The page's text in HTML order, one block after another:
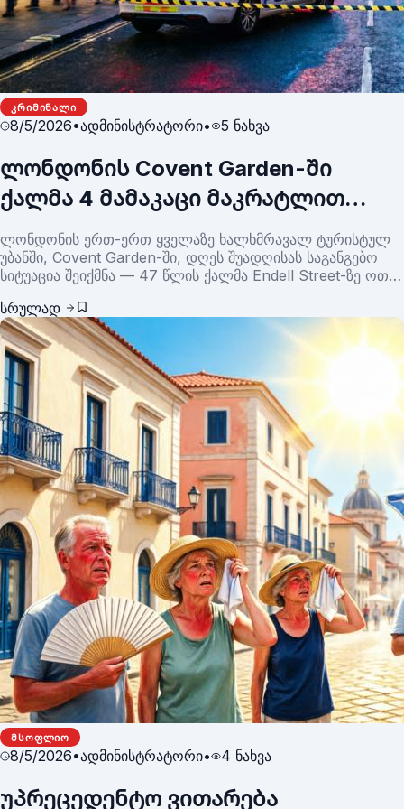
ᲙᲠᲘᲛᲘᲜᲐᲚᲘ
8/5/2026•ადმინისტრატორი• 5 ნახვა
ლონდონის Covent Garden-ში
ქალმა 4 მამაკაცი მაკრატლით
დაჭრა — პოლიცია ინციდენტს
ფსიქიკური ჯანმრთელობის
პრობლემას უკავშირებს
ლონდონის ერთ-ერთ ყველაზე ხალხმრავალ ტურისტულ
უბანში, Covent Garden-ში, დღეს შუადღისას საგანგებო
სიტუაცია შეიქმნა — 47 წლის ქალმა Endell Street-ზე ოთხი
სრულად
ᲛᲡᲝᲤᲚᲘᲝ
8/5/2026•ადმინისტრატორი• 4 ნახვა
უპრეცედენტო ვითარება